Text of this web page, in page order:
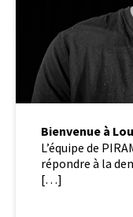
Bienvenue à
L’équipe de
répondre à la
[…]